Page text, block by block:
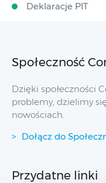
Deklaracje PIT
Społeczność
Dzięki społeczności
problemy, dzielimy
nowościach.
Dołącz do
Przydatne linki